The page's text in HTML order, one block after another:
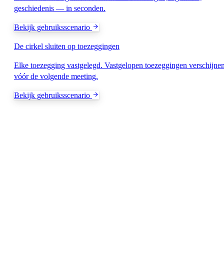
geschiedenis — in seconden.
Bekijk gebruiksscenario
De cirkel sluiten op toezeggingen
Elke toezegging vastgelegd. Vastgelopen toezeggingen
vóór de volgende meeting.
Bekijk gebruiksscenario